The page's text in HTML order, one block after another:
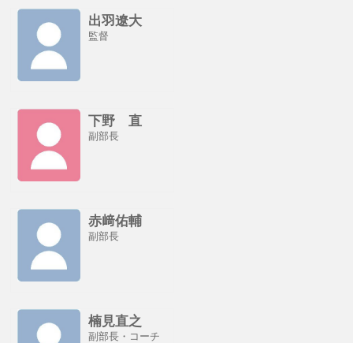
出羽遼大
監督
下野 直
副部長
赤﨑佑輔
副部長
楠見直之
副部長・コーチ